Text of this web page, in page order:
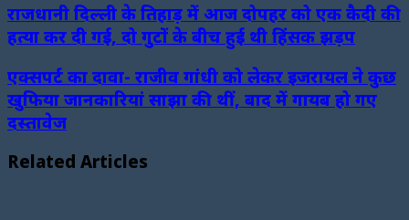
राजधानी दिल्ली के तिहाड़ में आज दोपहर को एक कैदी की
हत्या कर दी गई, दो गुटों के बीच हुई थी हिंसक झड़प
एक्सपर्ट का दावा- राजीव गांधी को लेकर इजरायल ने कुछ
खुफिया जानकारियां साझा की थीं, बाद में गायब हो गए
दस्तावेज
Related Articles